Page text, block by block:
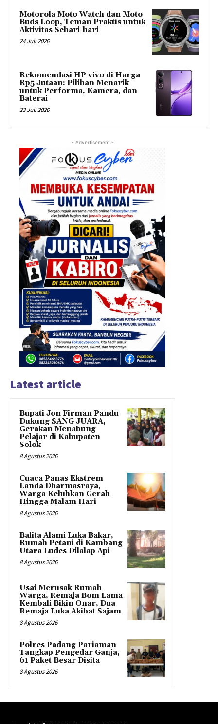
Motorola Moto Watch dan Moto
Buds Loop, Teman Praktis untuk
Aktivitas Sehari-hari
24 Juli 2026
Rekomendasi HP vivo di Harga
Rp5 Jutaan: Pilihan Menarik
untuk Performa, Kamera, dan
Baterai
23 Juli 2026
- Advertisement -
Latest article
Bupati Jon Firman Pandu
Dukung SANG JUARA,
Gerakan Menabung
Pelajar di Kabupaten
Solok
8 Agustus 2026
Cuaca Panas Ekstrem
Landa Dharmasraya,
Warga Keluhkan Gerah
Hingga Malam Hari
8 Agustus 2026
Balita Alami Luka Bakar,
Rumah Petani di Kambang
Utara Ludes Dilalap Api
8 Agustus 2026
Usai Merusak Rumah
Warga, Remaja Bom Lama
Kembali Bikin Onar, Dua
Remaja Luka Akibat Sajam
8 Agustus 2026
Polres Padang Pariaman
Tangkap Pengedar Ganja,
61 Paket Besar Disita
8 Agustus 2026